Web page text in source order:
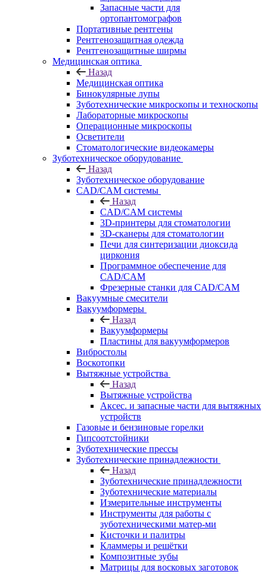
Запасные части для
ортопантомографов
Портативные рентгены
Рентгенозащитная одежда
Рентгенозащитные ширмы
Медицинская оптика
Назад
Медицинская оптика
Бинокулярные лупы
Зуботехнические микроскопы и техноскопы
Лабораторные микроскопы
Операционные микроскопы
Осветители
Стоматологические видеокамеры
Зуботехническое оборудование
Назад
Зуботехническое оборудование
CAD/CAM системы
Назад
CAD/CAM системы
3D-принтеры для стоматологии
3D-сканеры для стоматологии
Печи для синтеризации диоксида
циркония
Программное обеспечение для
CAD/CAM
Фрезерные станки для CAD/CAM
Вакуумные смесители
Вакуумформеры
Назад
Вакуумформеры
Пластины для вакуумформеров
Вибростолы
Воскотопки
Вытяжные устройства
Назад
Вытяжные устройства
Аксес. и запасные части для вытяжных
устройств
Газовые и бензиновые горелки
Гипсоотстойники
Зуботехнические прессы
Зуботехнические принадлежности
Назад
Зуботехнические принадлежности
Зуботехнические материалы
Измерительные инструменты
Инструменты для работы с
зуботехническими матер-ми
Кисточки и палитры
Кламмеры и решётки
Композитные зубы
Матрицы для восковых заготовок